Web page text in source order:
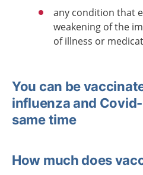
any condition that
weakening of the
of illness or
You can be
influenza and
same time
How much does